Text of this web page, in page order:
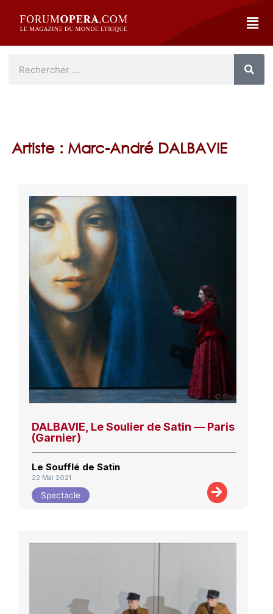
Artiste : Marc-André DALBAVIE
DALBAVIE, Le Soulier de Satin — Paris
(Garnier)
Le Soufflé de Satin
22 Mai 2021
Spectacle